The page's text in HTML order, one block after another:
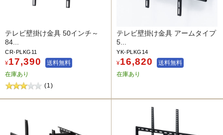
テレビ壁掛け金具 50インチ～
84...
CR-PLKG11
¥17,390
送料無料
在庫あり
(1)
テレビ壁掛け金具 アームタイプ
5...
YK-PLKG14
¥16,820
送料無料
在庫あり